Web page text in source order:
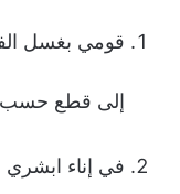
قومي بغسل
إلى قطع حسب
في إناء ابشري